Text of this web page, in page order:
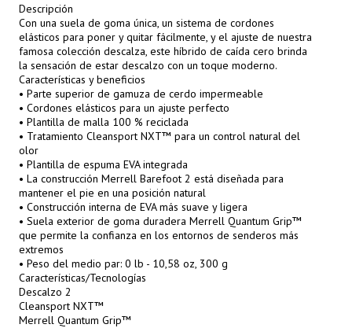
Descripción
Con una suela de goma única, un sistema de cordones
elásticos para poner y quitar fácilmente, y el ajuste de nuestra
famosa colección descalza, este híbrido de caída cero brinda
la sensación de estar descalzo con un toque moderno.
Características y beneficios
• Parte superior de gamuza de cerdo impermeable
• Cordones elásticos para un ajuste perfecto
• Plantilla de malla 100 % reciclada
• Tratamiento Cleansport NXT™ para un control natural del
olor
• Plantilla de espuma EVA integrada
• La construcción Merrell Barefoot 2 está diseñada para
mantener el pie en una posición natural
• Construcción interna de EVA más suave y ligera
• Suela exterior de goma duradera Merrell Quantum Grip™
que permite la confianza en los entornos de senderos más
extremos
• Peso del medio par: 0 lb - 10,58 oz, 300 g
Características/Tecnologías
Descalzo 2
Cleansport NXT™
Merrell Quantum Grip™